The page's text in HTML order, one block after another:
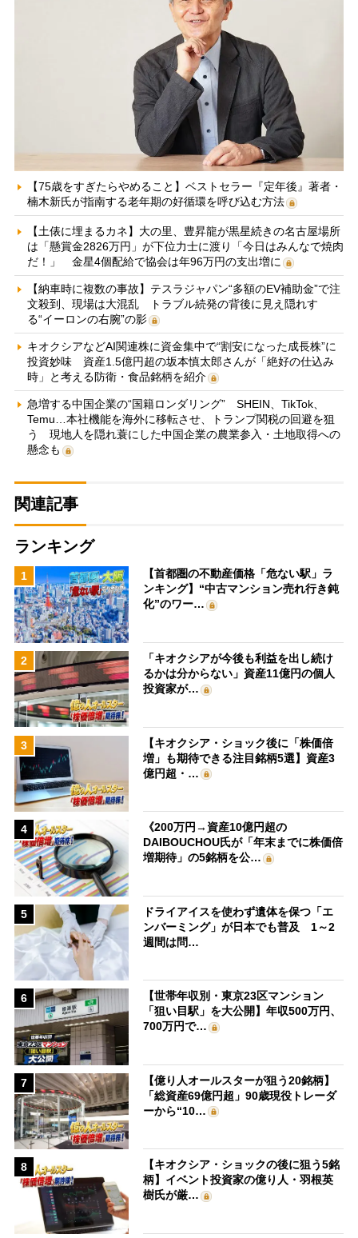
【75歳をすぎたらやめること】ベストセラー『定年後』著者・
楠木新氏が指南する老年期の好循環を呼び込む方法
【土俵に埋まるカネ】大の里、豊昇龍が黒星続きの名古屋場所
は「懸賞金2826万円」が下位力士に渡り「今日はみんなで焼肉
だ！」 金星4個配給で協会は年96万円の支出増に
【納車時に複数の事故】テスラジャパン“多額のEV補助金”で注
文殺到、現場は大混乱 トラブル続発の背後に見え隠れす
る“イーロンの右腕”の影
キオクシアなどAI関連株に資金集中で“割安になった成長株”に
投資妙味 資産1.5億円超の坂本慎太郎さんが「絶好の仕込み
時」と考える防衛・食品銘柄を紹介
急増する中国企業の“国籍ロンダリング” SHEIN、TikTok、
Temu…本社機能を海外に移転させ、トランプ関税の回避を狙
う 現地人を隠れ蓑にした中国企業の農業参入・土地取得への
懸念も
関連記事
ランキング
1
【首都圏の不動産価格「危ない駅」ラ
ンキング】“中古マンション売れ行き鈍
化”のワー…
2
「キオクシアが今後も利益を出し続け
るかは分からない」資産11億円の個人
投資家が…
3
【キオクシア・ショック後に「株価倍
増」も期待できる注目銘柄5選】資産3
億円超・…
4
《200万円→資産10億円超の
DAIBOUCHOU氏が「年末までに株価倍
増期待」の5銘柄を公…
5
ドライアイスを使わず遺体を保つ「エ
ンバーミング」が日本でも普及 1～2
週間は問…
6
【世帯年収別・東京23区マンション
「狙い目駅」を大公開】年収500万円、
700万円で…
7
【億り人オールスターが狙う20銘柄】
「総資産69億円超」90歳現役トレーダ
ーから“10…
8
【キオクシア・ショックの後に狙う5銘
柄】イベント投資家の億り人・羽根英
樹氏が厳…